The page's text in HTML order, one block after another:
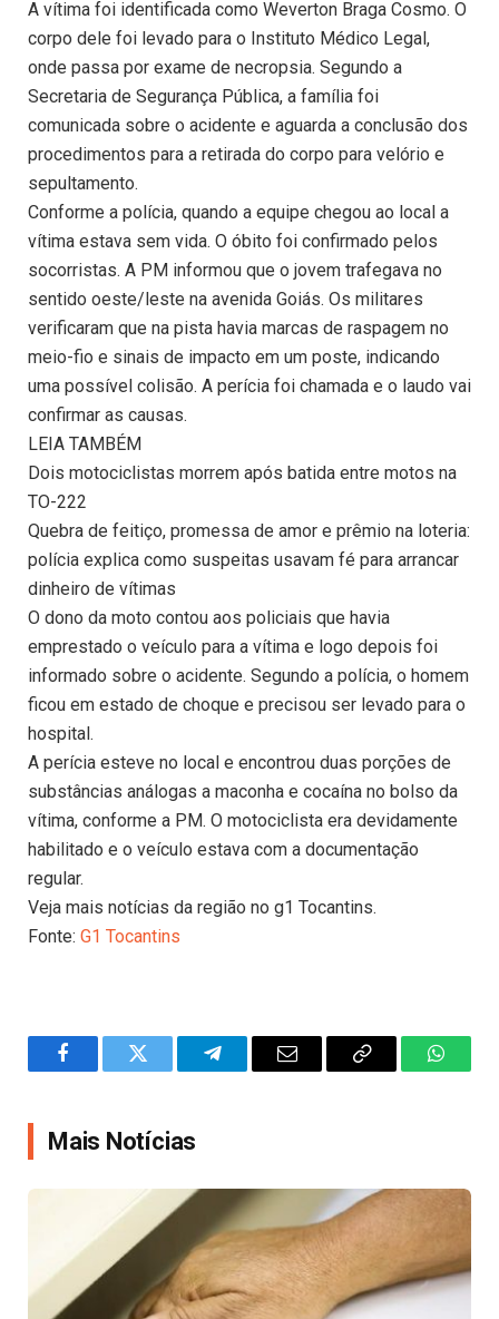
A vítima foi identificada como Weverton Braga Cosmo. O
corpo dele foi levado para o Instituto Médico Legal,
onde passa por exame de necropsia. Segundo a
Secretaria de Segurança Pública, a família foi
comunicada sobre o acidente e aguarda a conclusão dos
procedimentos para a retirada do corpo para velório e
sepultamento.
Conforme a polícia, quando a equipe chegou ao local a
vítima estava sem vida. O óbito foi confirmado pelos
socorristas. A PM informou que o jovem trafegava no
sentido oeste/leste na avenida Goiás. Os militares
verificaram que na pista havia marcas de raspagem no
meio-fio e sinais de impacto em um poste, indicando
uma possível colisão. A perícia foi chamada e o laudo vai
confirmar as causas.
LEIA TAMBÉM
Dois motociclistas morrem após batida entre motos na
TO-222
Quebra de feitiço, promessa de amor e prêmio na loteria:
polícia explica como suspeitas usavam fé para arrancar
dinheiro de vítimas
O dono da moto contou aos policiais que havia
emprestado o veículo para a vítima e logo depois foi
informado sobre o acidente. Segundo a polícia, o homem
ficou em estado de choque e precisou ser levado para o
hospital.
A perícia esteve no local e encontrou duas porções de
substâncias análogas a maconha e cocaína no bolso da
vítima, conforme a PM. O motociclista era devidamente
habilitado e o veículo estava com a documentação
regular.
Veja mais notícias da região no g1 Tocantins.
Fonte: G1 Tocantins
FacebookTwitter TelegramEmail
Copy
Mais Notícias